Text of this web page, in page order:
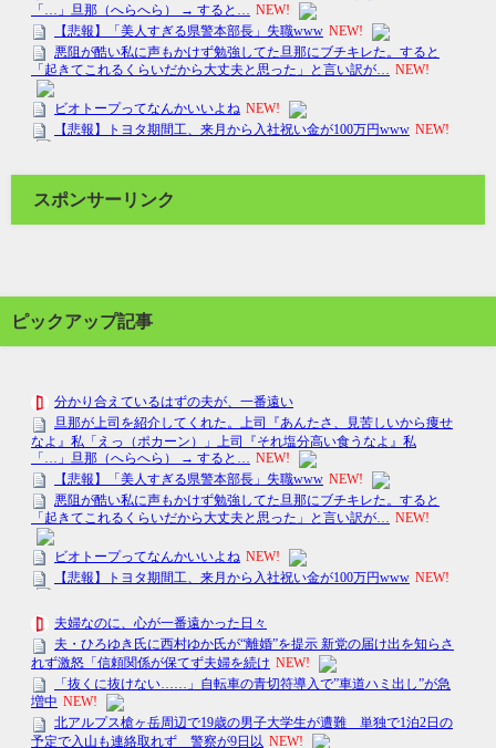
スポンサーリンク
ピックアップ記事